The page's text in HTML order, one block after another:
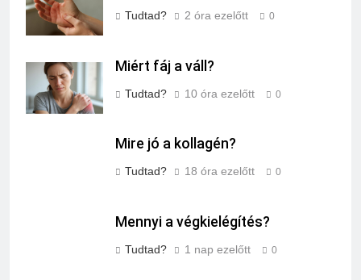
Tudtad? 2 óra ezelőtt 0
Miért fáj a váll?
Tudtad? 10 óra ezelőtt 0
Mire jó a kollagén?
Tudtad? 18 óra ezelőtt 0
Mennyi a végkielégítés?
Tudtad? 1 nap ezelőtt 0